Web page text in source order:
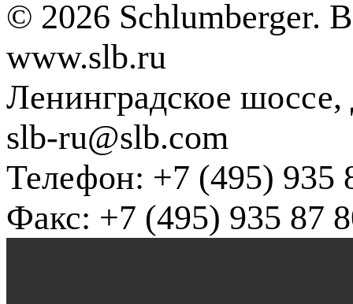
© 2026 Schlumberger.
www.slb.ru
Ленинградское
slb-ru@slb.com
Телефон: +7 (495) 935
Факс: +7 (495) 935 87